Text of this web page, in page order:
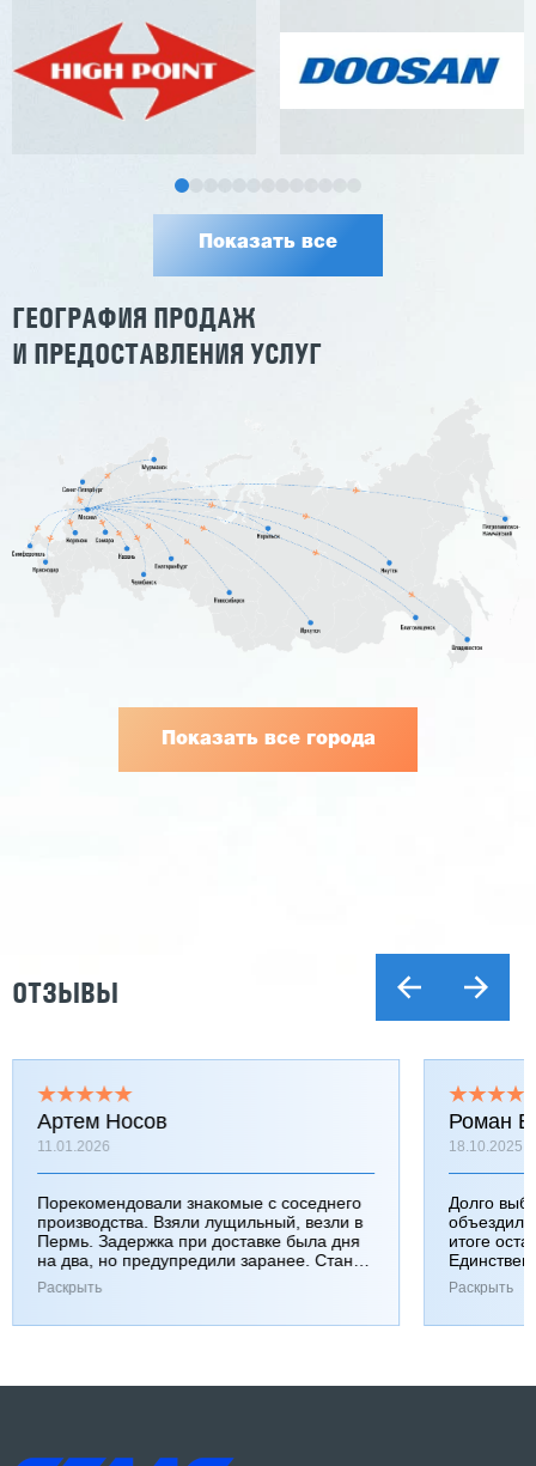
Показать все
ГЕОГРАФИЯ ПРОДАЖ
И ПРЕДОСТАВЛЕНИЯ УСЛУГ
Показать все города
ОТЗЫВЫ
Артем Носов
11.01.2026
Порекомендовали знакомые с соседнего
производства. Взяли лущильный, везли в
Пермь. Задержка при доставке была дня
на два, но предупредили заранее. Станок
работает хорошо, к качеству вопросов нет.
Раскрыть
Роман
18.10.2025
Долго
итоге
Раскрыть